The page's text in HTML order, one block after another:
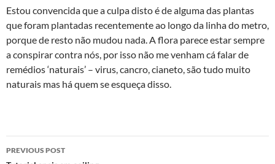
Estou convencida que a culpa disto é de alguma das plantas
que foram plantadas recentemente ao longo da linha do metro,
porque de resto não mudou nada. A flora parece estar sempre
a conspirar contra nós, por isso não me venham cá falar de
remédios ‘naturais’ – virus, cancro, cianeto, são tudo muito
naturais mas há quem se esqueça disso.
Post
PREVIOUS POST